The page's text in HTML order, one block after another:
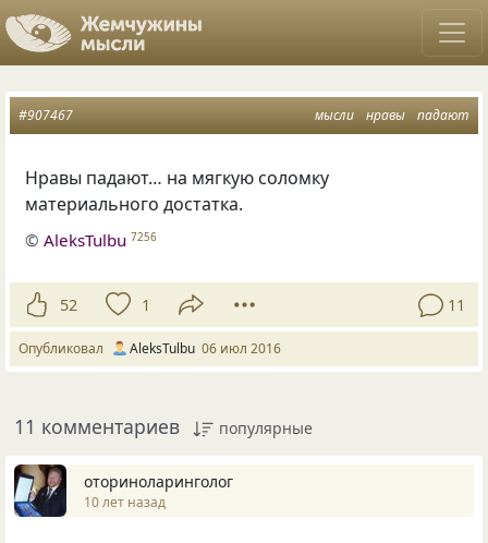
мысли нравы падают
#907467
Нравы падают… на мягкую соломку
материального достатка.
©AleksTulbu 7256
52 1 11
Опубликовал AleksTulbu 06 июл 2016
11 комментариев популярные
оториноларинголог
10 лет назад